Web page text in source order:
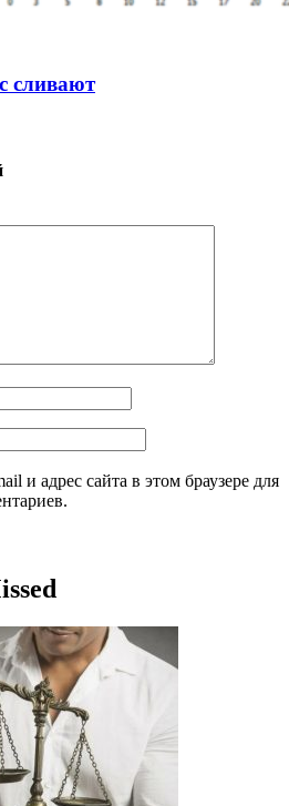
сливают
и адрес сайта в этом браузере для